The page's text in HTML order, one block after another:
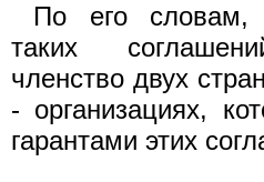
По его словам,
таких
членство двух
- организациях,
гарантами этих